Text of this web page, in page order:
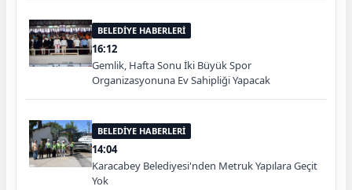
BELEDİYE HABERLERİ
16:12
Gemlik, Hafta Sonu İki Büyük Spor
Organizasyonuna Ev Sahipliği Yapacak
BELEDİYE HABERLERİ
14:04
Karacabey Belediyesi'nden Metruk Yapılara Geçit
Yok